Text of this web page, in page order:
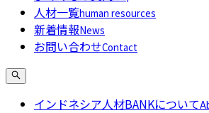
人材一覧human resources
新着情報News
お問い合わせContact
インドネシア人材BANKについて